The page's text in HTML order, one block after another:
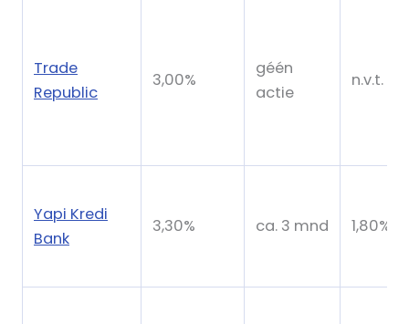
Trade
Republic
3,00%
géén
actie
n.v.t.
Yapi Kredi
Bank
3,30% ca. 3 mnd 1,80%